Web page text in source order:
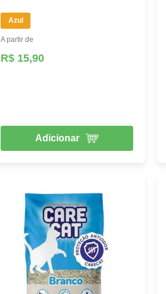
Azul
A partir de
R$ 15,90
Adicionar